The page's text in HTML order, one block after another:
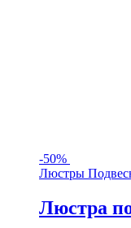
-50%
Люстры
Люстра